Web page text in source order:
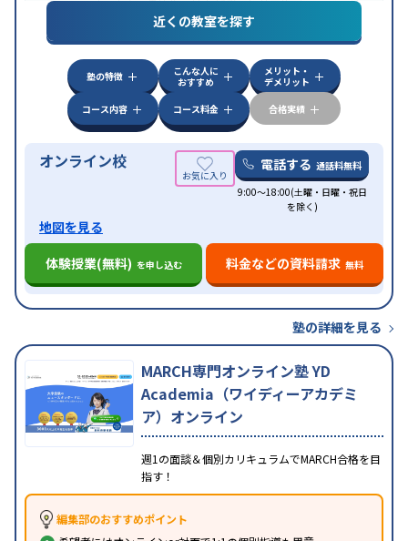
中高一貫校生に対応授業の振替可能オンライン対
自習室あり
近くの教室を探す
塾の特徴
こんな人に
おすすめ
メリット・
デメリット
コース内容
コース料金 合格実績
オンライン校 電話する 通話料無料
9:00～18:00(土曜・日曜・祝日
を除く)
地図を見る
体験授業(無料) を申し込む 料金などの資料請求 無料
塾の詳細を見る
MARCH専門オンライン塾 YD
Academia（ワイディーアカデミ
ア）オンライン
週1の面談＆個別カリキュラムでMARCH合格を目
指す！
編集部のおすすめポイント